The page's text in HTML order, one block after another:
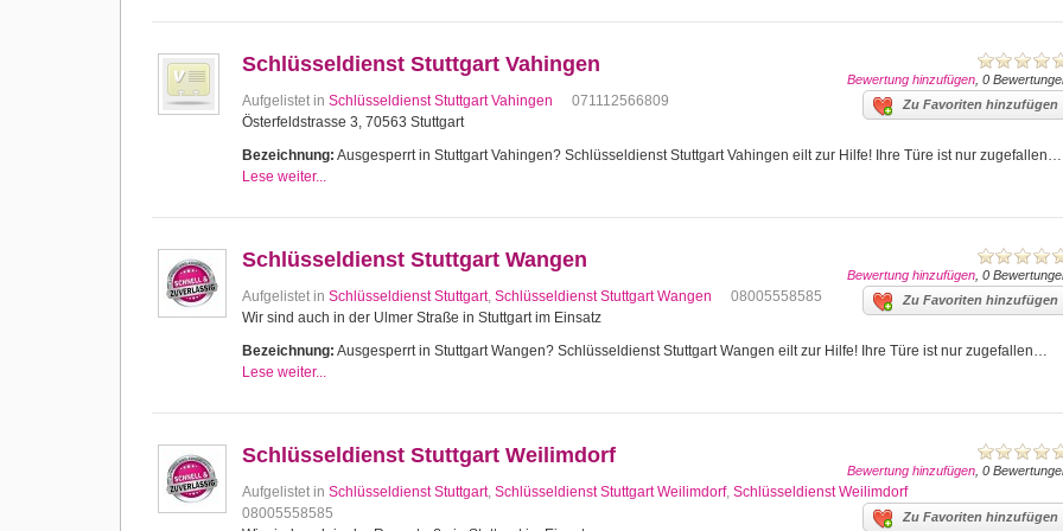
Bewertung hinzufügen , 0
Schlüsseldienst Stuttgart Vahingen
Aufgelistet in Schlüsseldienst Stuttgart Vahingen Zu Favoriten hinzufügen
071112566809
Österfeldstrasse 3, 70563 Stuttgart
Bezeichnung: Ausgesperrt in Stuttgart Vahingen? Schlüsseldienst Stuttgart Vahingen eilt zur Hilfe! Ihre Türe ist nur zugefallen…
Lese weiter...
Bewertung hinzufügen , 0
Schlüsseldienst Stuttgart Wangen
Aufgelistet in Schlüsseldienst Stuttgart, Schlüsseldienst Stuttgart Wangen Zu Favoriten hinzufügen
08005558585
Wir sind auch in der Ulmer Straße in Stuttgart im Einsatz
Bezeichnung: Ausgesperrt in Stuttgart Wangen? Schlüsseldienst Stuttgart Wangen eilt zur Hilfe! Ihre Türe ist nur zugefallen…
Lese weiter...
Bewertung hinzufügen , 0
Schlüsseldienst Stuttgart Weilimdorf
Aufgelistet in Schlüsseldienst Stuttgart, Schlüsseldienst Stuttgart Weilimdorf, Schlüsseldienst Weilimdorf
Zu Favoriten hinzufügen
08005558585